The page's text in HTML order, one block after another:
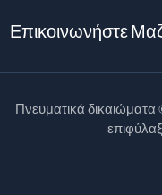
Επικοινωνήστε
Πνευματικά